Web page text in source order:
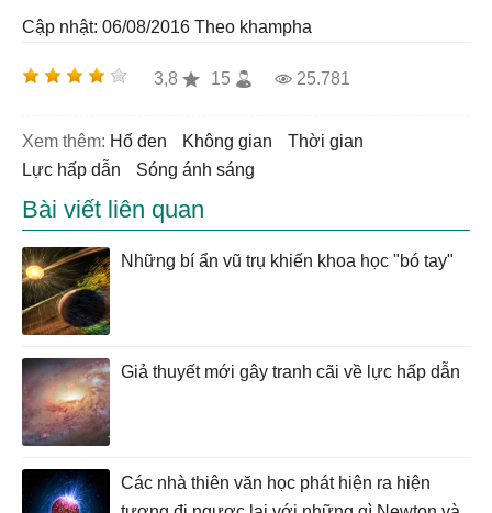
Cập nhật: 06/08/2016 Theo khampha
3,8 15 25.781
Xem thêm: hố đen không gian
thời gian
lực hấp dẫn
sóng ánh sáng
Bài viết liên quan
Những bí ẩn vũ trụ khiến khoa học "bó tay"
Giả thuyết mới gây tranh cãi về lực hấp dẫn
Các nhà thiên văn học phát hiện ra hiện